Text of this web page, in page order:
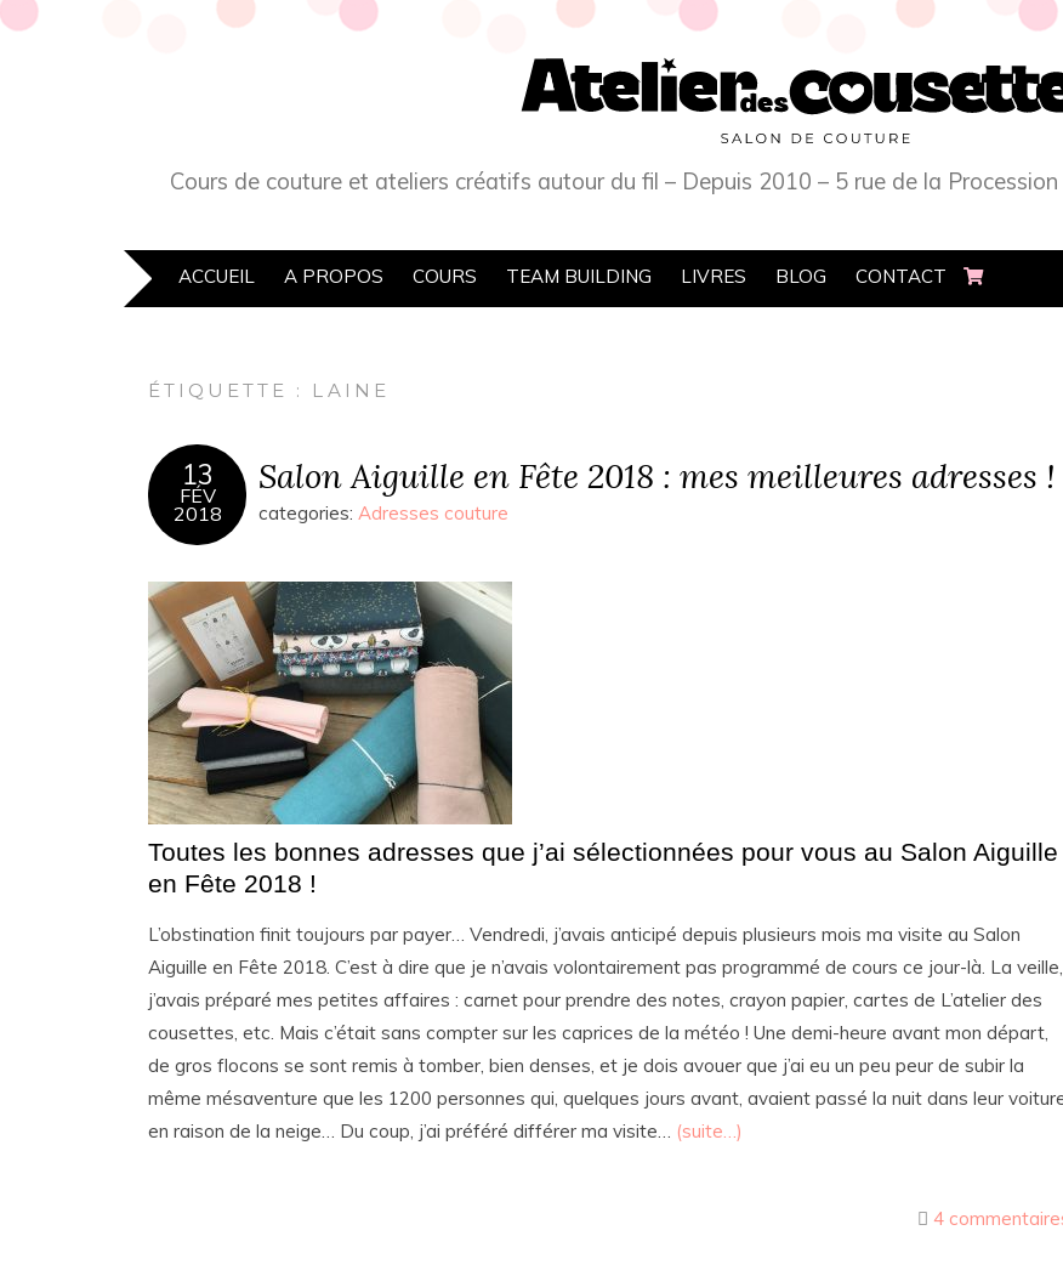
Cours de couture et ateliers créatifs autour du fil – Depuis 2010 – 5 rue de la
ACCUEIL A PROPOS COURS TEAM BUILDING LIVRES BLOG CONTACT
ÉTIQUETTE : LAINE
13
FÉV
2018
Salon Aiguille en Fête 2018 : mes meilleures adresses !
categories: Adresses couture
Toutes les bonnes adresses que j’ai sélectionnées pour vous au Salon Aiguille
en Fête 2018 !
L’obstination finit toujours par payer… Vendredi, j’avais anticipé depuis plusieurs mois ma visite au Salon
Aiguille en Fête 2018. C’est à dire que je n’avais volontairement pas programmé de cours ce jour-là. La veille,
j’avais préparé mes petites affaires : carnet pour prendre des notes, crayon papier, cartes de L’atelier des
cousettes, etc. Mais c’était sans compter sur les caprices de la météo ! Une demi-heure avant mon départ,
de gros flocons se sont remis à tomber, bien denses, et je dois avouer que j’ai eu un peu peur de subir la
même mésaventure que les 1200 personnes qui, quelques jours avant, avaient passé la nuit dans leur
en raison de la neige… Du coup, j’ai préféré différer ma visite… (suite…)
4